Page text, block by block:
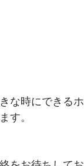
な時にできる
す。